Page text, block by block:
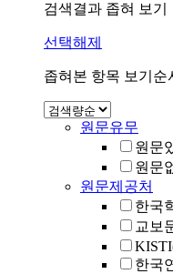
검색결과 좁혀 보기
선택해제
좁혀본 항목 보기순
원문유무
원문
원문
원문제공처
한국
교보
한국